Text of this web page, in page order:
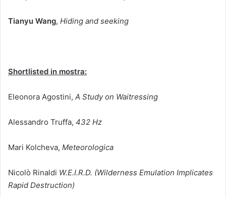
Tianyu Wang, Hiding and seeking
Shortlisted in mostra:
Eleonora Agostini, A Study on Waitressing
Alessandro Truffa, 432 Hz
Mari Kolcheva, Meteorologica
Nicolò Rinaldi W.E.I.R.D. (Wilderness Emulation Implicates
Rapid Destruction)